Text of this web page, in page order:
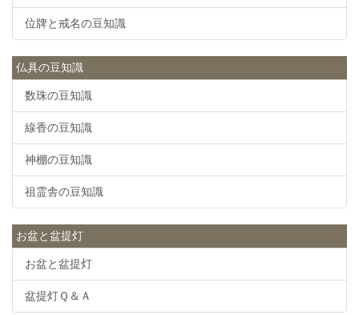
位牌と戒名の豆知識
仏具の豆知識
数珠の豆知識
線香の豆知識
神棚の豆知識
祖霊舎の豆知識
お盆と盆提灯
お盆と盆提灯
盆提灯Ｑ＆Ａ